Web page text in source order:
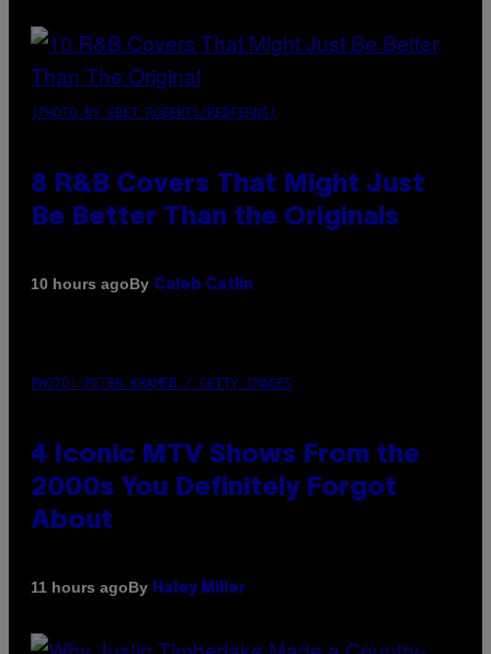
(PHOTO BY EBET ROBERTS/REDFERNS)
8 R&B Covers That Might Just
Be Better Than the Originals
10 hours agoBy Caleb Catlin
PHOTO: PETER KRAMER / GETTY IMAGES
4 Iconic MTV Shows From the
2000s You Definitely Forgot
About
11 hours agoBy Haley Miller